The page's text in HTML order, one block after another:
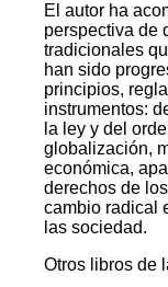
El autor ha
perspectiva de
tradicionales
han sido
principios,
instrumentos:
la ley y del
globalización,
económica,
derechos de
cambio radical
las sociedad.
Otros libros de